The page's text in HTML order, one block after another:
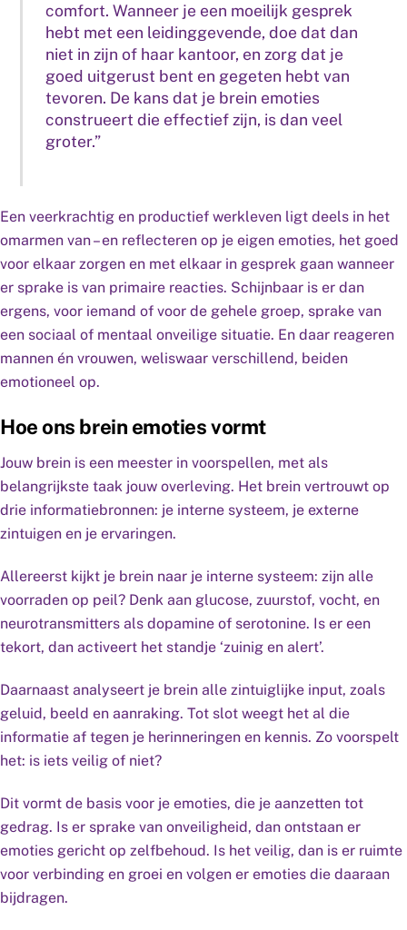
comfort. Wanneer je een moeilijk gesprek
hebt met een leidinggevende, doe dat dan
niet in zijn of haar kantoor, en zorg dat je
goed uitgerust bent en gegeten hebt van
tevoren. De kans dat je brein emoties
construeert die effectief zijn, is dan veel
groter.”
Een veerkrachtig en productief werkleven ligt deels in het
omarmen van – en reflecteren op je eigen emoties, het goed
voor elkaar zorgen en met elkaar in gesprek gaan wanneer
er sprake is van primaire reacties. Schijnbaar is er dan
ergens, voor iemand of voor de gehele groep, sprake van
een sociaal of mentaal onveilige situatie. En daar reageren
mannen én vrouwen, weliswaar verschillend, beiden
emotioneel op.
Hoe ons brein emoties vormt
Jouw brein is een meester in voorspellen, met als
belangrijkste taak jouw overleving. Het brein vertrouwt op
drie informatiebronnen: je interne systeem, je externe
zintuigen en je ervaringen.
Allereerst kijkt je brein naar je interne systeem: zijn alle
voorraden op peil? Denk aan glucose, zuurstof, vocht, en
neurotransmitters als dopamine of serotonine. Is er een
tekort, dan activeert het standje ‘zuinig en alert’.
Daarnaast analyseert je brein alle zintuiglijke input, zoals
geluid, beeld en aanraking. Tot slot weegt het al die
informatie af tegen je herinneringen en kennis. Zo voorspelt
het: is iets veilig of niet?
Dit vormt de basis voor je emoties, die je aanzetten tot
gedrag. Is er sprake van onveiligheid, dan ontstaan er
emoties gericht op zelfbehoud. Is het veilig, dan is er ruimte
voor verbinding en groei en volgen er emoties die daaraan
bijdragen.